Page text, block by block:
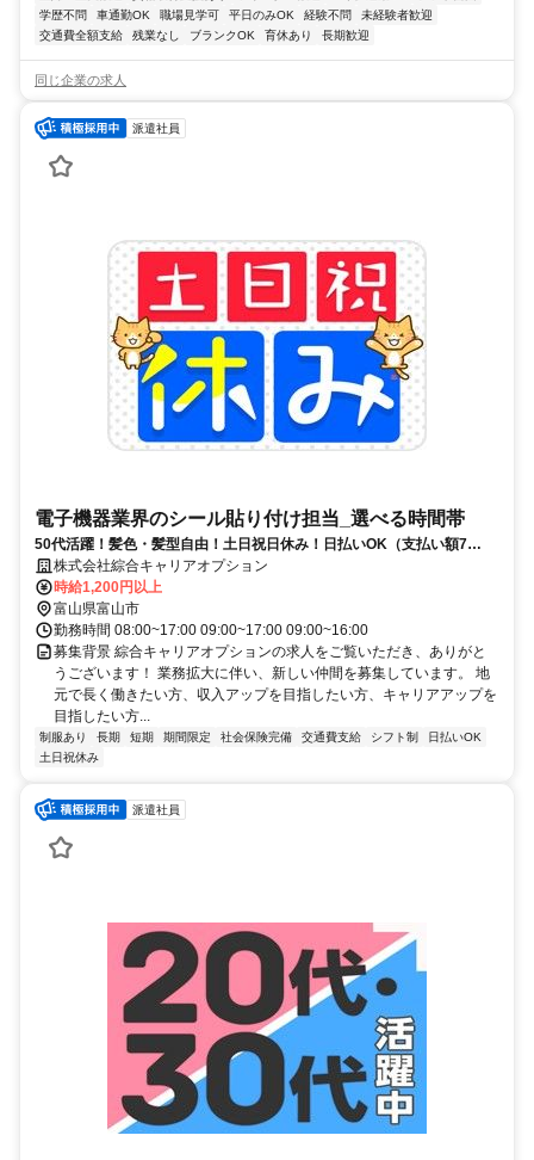
学歴不問
車通勤OK 職場見学可 平日のみOK 経験不問
未経験者歓迎
交通費全額支給
残業なし ブランクOK 育休あり 長期歓迎
同じ企業の求人
派遣社員
電子機器業界のシール貼り付け担当_選べる時間帯
50代活躍！髪色・髪型自由！土日祝日休み！日払いOK（支払い額7
割）！残業ほぼナシで時短勤務も相談可
株式会社綜合キャリアオプション
時給1,200円以上
富山県富山市
勤務時間 08:00~17:00 09:00~17:00 09:00~16:00
募集背景 綜合キャリアオプションの求人をご覧いただき、ありがと
うございます！ 業務拡大に伴い、新しい仲間を募集しています。 地
元で長く働きたい方、収入アップを目指したい方、キャリアアップを
目指したい方...
制服あり 長期 短期 期間限定 社会保険完備 交通費支給 シフト制
日払いOK
土日祝休み
派遣社員